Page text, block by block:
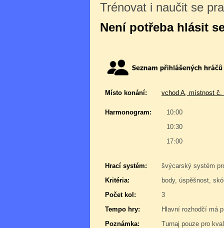
Trénovat i naučit se
Není potřeba hlásit
Místo konání: vchod A, místnost č.
Harmonogram:
10:00
10:30
17:00
Hrací systém:
švýcarský systém
Kritéria:
body, úspěšnost,
Počet kol:
3
Tempo hry:
Hlavní rozhodčí má
Poznámka:
Turnaj pouze pro